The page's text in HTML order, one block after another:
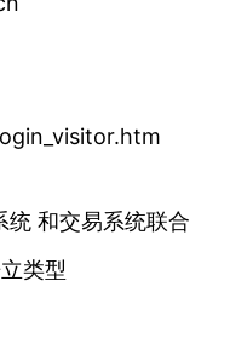
统 和交易系统联合
类型